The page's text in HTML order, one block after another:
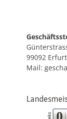
99092 Erfurt
Mail: